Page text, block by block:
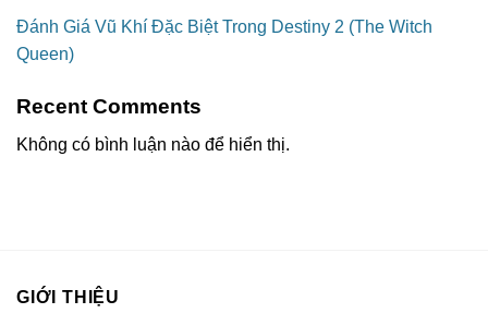
Đánh Giá Vũ Khí Đặc Biệt Trong Destiny 2 (The Witch
Queen)
Recent Comments
Không có bình luận nào để hiển thị.
GIỚI THIỆU